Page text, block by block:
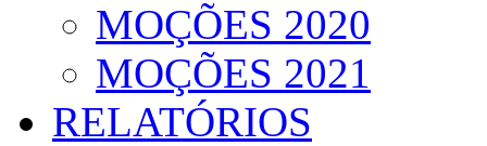
MOÇÕES 2020
MOÇÕES 2021
RELATÓRIOS